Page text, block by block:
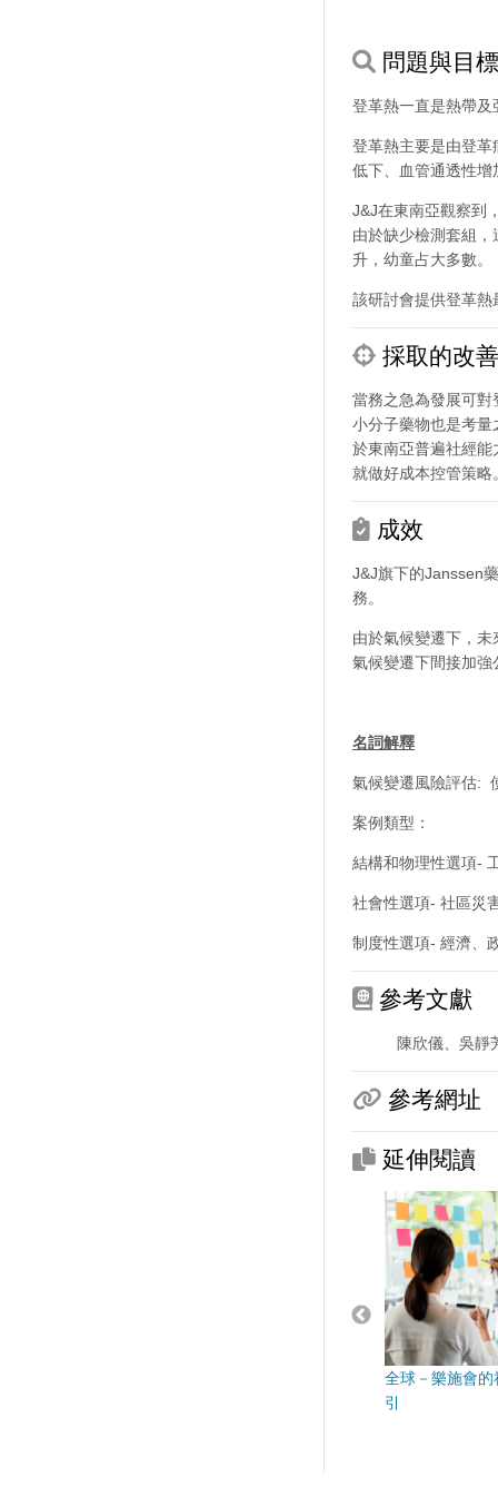
問題與目標
登革熱一直是熱帶
登革熱主要是由登
低下、血管通透性
J&J在東南亞觀察到
由於缺少檢測套組
升，幼童占大多數。
該研討會提供登革
採取的改
當務之急為發展可
小分子藥物也是考
於東南亞普遍社經
就做好成本控管策略
成效
J&J旗下的Janssen
務。
由於氣候變遷下，
氣候變遷下間接加
名詞解釋
氣候變遷風險評估:
案例類型：
結構和物理性選項-
社會性選項- 社區災
制度性選項- 經濟、
參考文獻
陳欣儀、吳靜
參考網址
延伸閱讀
全球－樂施會
引